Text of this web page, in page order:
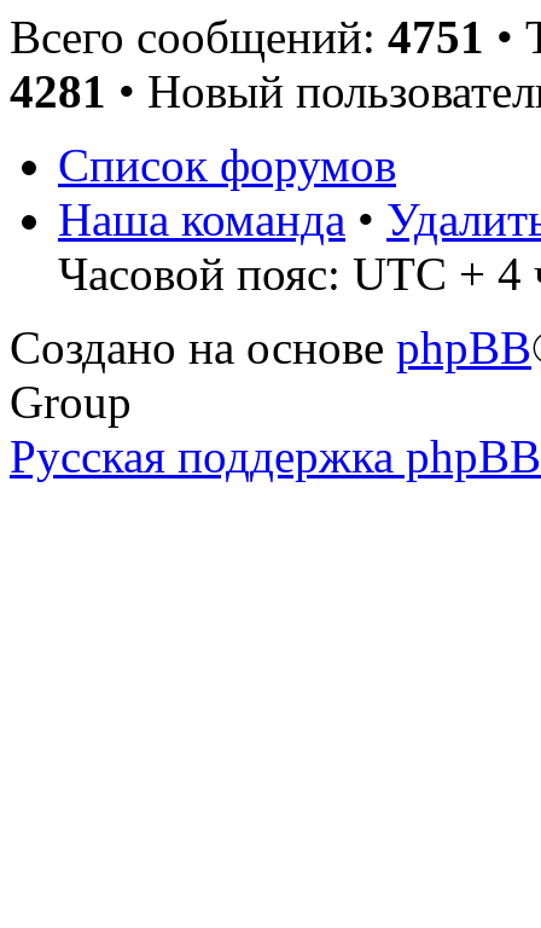
Всего сообщений: 4751 •
4281 • Новый
Список форумов
Наша команда •
Часовой пояс: UTC + 4
Создано на основе phpBB
Group
Русская поддержка phpBB